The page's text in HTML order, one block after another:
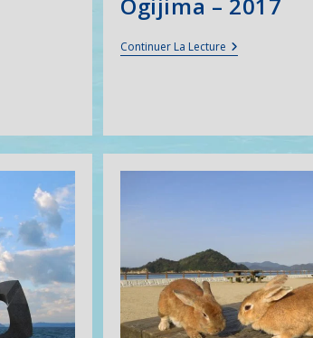
Ogijima – 2017
Continuer La Lecture Ogijima
–